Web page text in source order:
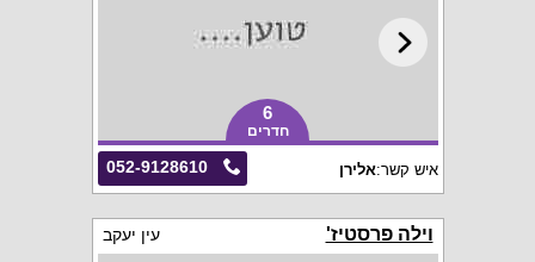
6
חדרים
052-9128610 איש קשר:אלירן
וילה פרסטיז' עין יעקב